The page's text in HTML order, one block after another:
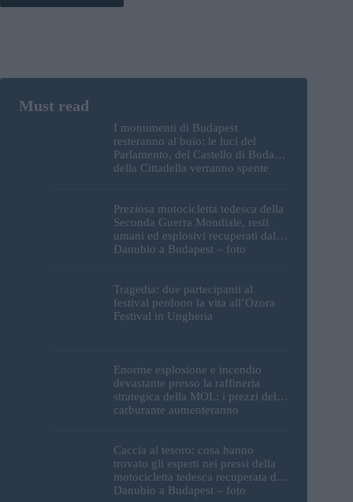
I monumenti di Budapest
resteranno al buio: le luci del
Parlamento, del Castello di Buda e
della Cittadella verranno spente
Preziosa motocicletta tedesca della
Seconda Guerra Mondiale, resti
umani ed esplosivi recuperati dal
Danubio a Budapest – foto
Tragedia: due partecipanti al
festival perdono la vita all’Ozora
Festival in Ungheria
Enorme esplosione e incendio
devastante presso la raffineria
strategica della MOL: i prezzi del
carburante aumenteranno
Caccia al tesoro: cosa hanno
trovato gli esperti nei pressi della
motocicletta tedesca recuperata dal
Danubio a Budapest – foto